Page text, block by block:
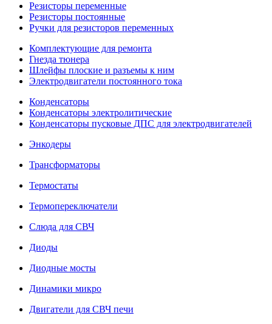
Резисторы переменные
Резисторы постоянные
Ручки для резисторов переменных
Комплектующие для ремонта
Гнезда тюнера
Шлейфы плоские и разъемы к ним
Электродвигатели постоянного тока
Конденсаторы
Конденсаторы электролитические
Конденсаторы пусковые ДПС для электродвигателей
Энкодеры
Трансформаторы
Термостаты
Термопереключатели
Слюда для СВЧ
Диоды
Диодные мосты
Динамики микро
Двигатели для СВЧ печи